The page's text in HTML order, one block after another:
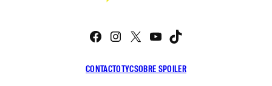
CONTACTOTYCSOBRE SPOILER
Facebook
Instagram
X YouTube